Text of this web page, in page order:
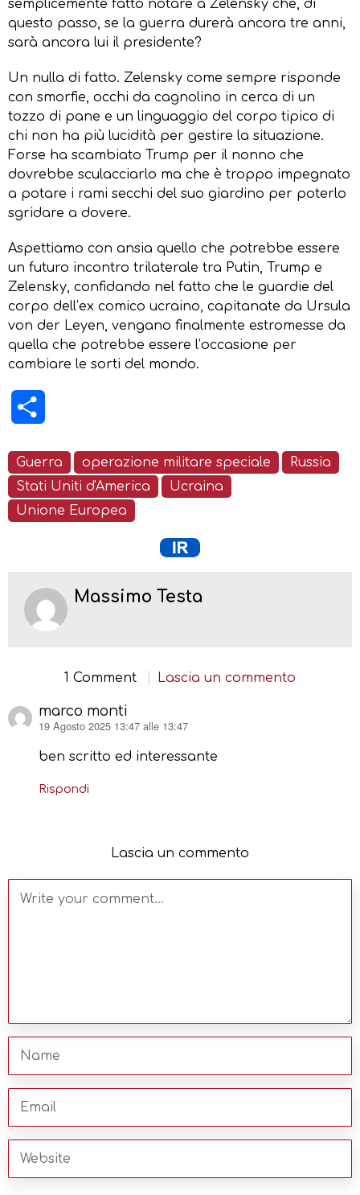
semplicemente fatto notare a Zelensky che, di
questo passo, se la guerra durerà ancora tre anni,
sarà ancora lui il presidente?
Un nulla di fatto. Zelensky come sempre risponde
con smorfie, occhi da cagnolino in cerca di un
tozzo di pane e un linguaggio del corpo tipico di
chi non ha più lucidità per gestire la situazione.
Forse ha scambiato Trump per il nonno che
dovrebbe sculacciarlo ma che è troppo impegnato
a potare i rami secchi del suo giardino per poterlo
sgridare a dovere.
Aspettiamo con ansia quello che potrebbe essere
un futuro incontro trilaterale tra Putin, Trump e
Zelensky, confidando nel fatto che le guardie del
corpo dell’ex comico ucraino, capitanate da Ursula
von der Leyen, vengano finalmente estromesse da
quella che potrebbe essere l’occasione per
cambiare le sorti del mondo.
Guerra operazione militare speciale
Russia
Stati Uniti d'America
Ucraina
Unione Europea
Massimo Testa
1 Comment Lascia un commento
marco monti
ha
detto:
19 Agosto 2025 13:47 alle 13:47
ben scritto ed interessante
Rispondi
Lascia un commento